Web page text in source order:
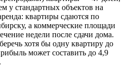
у стандартных объектов на
квартиры сдаются по
а коммерческие площади
недели после сдачи дома.
хотя бы одну квартиру до
может составить до 4,9